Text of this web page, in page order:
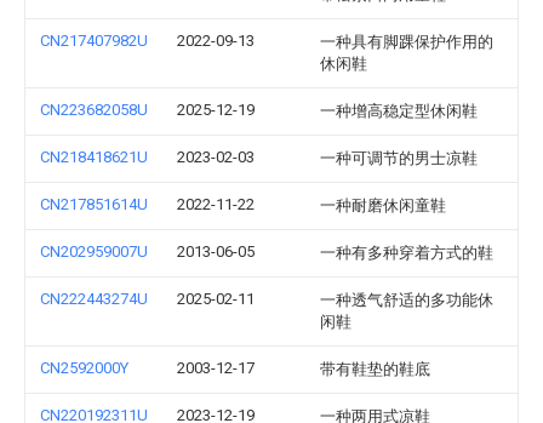
CN217407982U 2022-09-13
一种具有脚踝保护作用的
休闲鞋
CN223682058U 2025-12-19 一种增高稳定型休闲鞋
CN218418621U 2023-02-03 一种可调节的男士凉鞋
CN217851614U 2022-11-22 一种耐磨休闲童鞋
CN202959007U 2013-06-05 一种有多种穿着方式的鞋
CN222443274U 2025-02-11
一种透气舒适的多功能休
闲鞋
CN2592000Y 2003-12-17 带有鞋垫的鞋底
CN220192311U 2023-12-19 一种两用式凉鞋